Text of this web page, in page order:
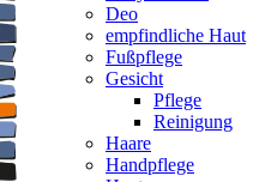
Deo
empfindliche Haut
Fußpflege
Gesicht
Pflege
Reinigung
Haare
Handpflege